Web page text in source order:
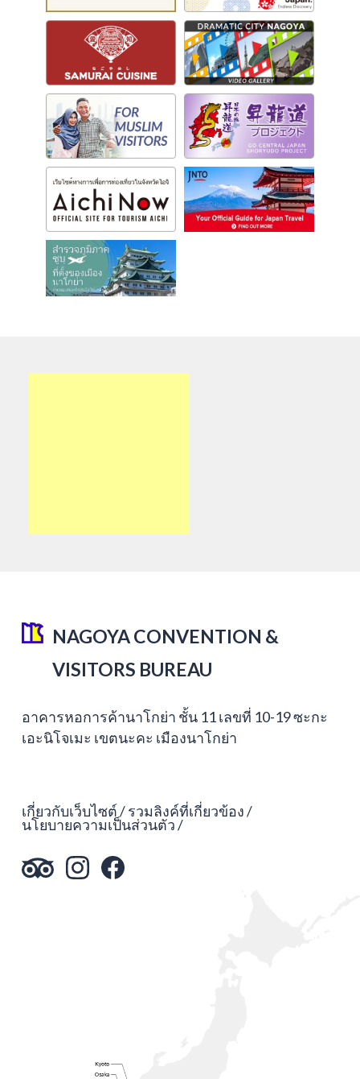
NAGOYA CONVENTION &
VISITORS BUREAU
อาคารหอการค้านาโกย่า ชั้น 11 เลขที่ 10-19 ซะกะ
เอะนิโจเมะ เขตนะคะ เมืองนาโกย่า
เกี่ยวกับเว็บไซต์ รวมลิงค์ที่เกี่ยวข้อง
นโยบายความเป็นส่วนตัว